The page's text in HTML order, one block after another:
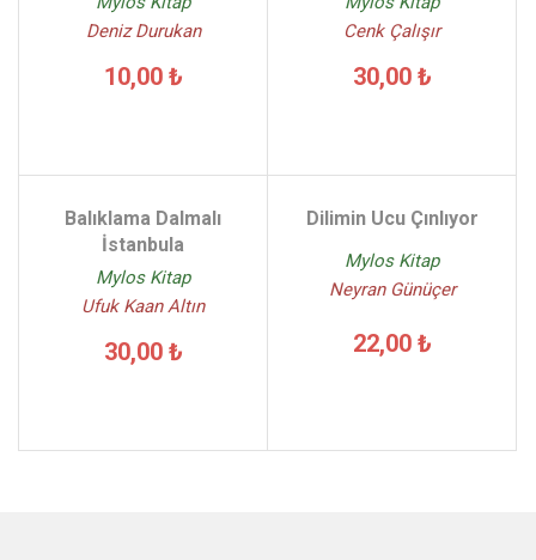
Deniz Durukan
10,00 ₺
Cenk Çalışır
30,00 ₺
Balıklama Dalmalı
İstanbula
Mylos Kitap
Ufuk Kaan Altın
30,00 ₺
Dilimin Ucu Çınlıyor
Mylos Kitap
Neyran Günüçer
22,00 ₺